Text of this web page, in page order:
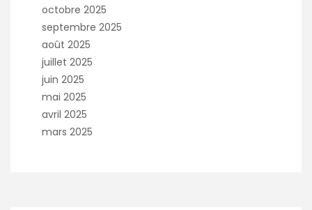
octobre 2025
septembre 2025
août 2025
juillet 2025
juin 2025
mai 2025
avril 2025
mars 2025